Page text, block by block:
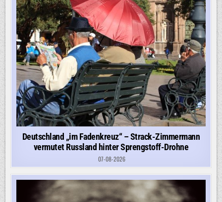
Deutschland „im Fadenkreuz“ – Strack-Zimmermann
vermutet Russland hinter Sprengstoff-Drohne
07-08-2026